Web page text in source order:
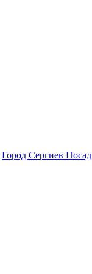
Город Сергиев Посад